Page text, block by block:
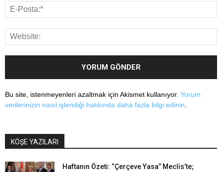
Bu site, istenmeyenleri azaltmak için Akismet kullanıyor. Yorum
verilerinizin nasıl işlendiği hakkında daha fazla bilgi edinin.
KÖŞE YAZILARI
Haftanın Özeti: “Çerçeve Yasa” Meclis’te;